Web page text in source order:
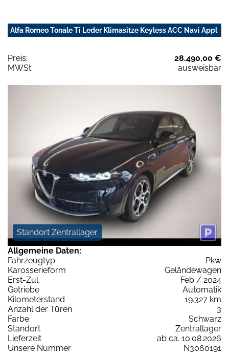
Alfa Romeo Tonale Ti Leder Klimasitze Keyless ACC Navi Appl
Preis:
28.490,00 €
MWSt:
ausweisbar
Standort Zentrallager
Allgemeine Daten:
Fahrzeugtyp
Pkw
Karosserieform
Geländewagen
Erst-Zul.
Feb / 2024
Getriebe
Automatik
Kilometerstand
19.327 km
Anzahl der Türen
3
Farbe
Schwarz
Standort
Zentrallager
Lieferzeit
ab ca. 10.08.2026
Unsere Nummer
N3060191